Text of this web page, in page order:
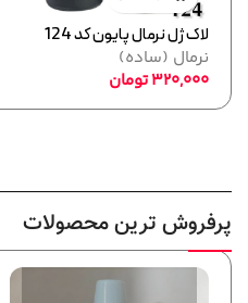
لاک ژل نرمال پایون کد 124
نرمال (ساده)
320,000تومان
پرفروش ترین محصولات